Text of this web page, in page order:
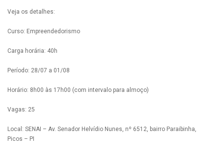
Veja os detalhes:
Curso: Empreendedorismo
Carga horária: 40h
Período: 28/07 a 01/08
Horário: 8h00 às 17h00 (com intervalo para almoço)
Vagas: 25
Local: SENAI – Av. Senador Helvídio Nunes, nº 6512, bairro Paraibinha,
Picos – PI